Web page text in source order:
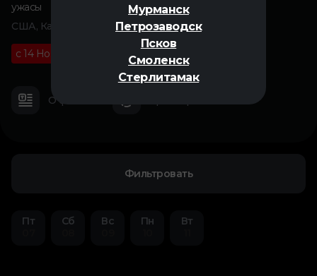
Мурманск
Петрозаводск
Псков
Смоленск
Стерлитамак
ужасы
США, Канада, 2024
с 14 Ноября 02 ч 07 м
О фильме
Фильтровать
Пт
Сб
Вс
Пн
Вт